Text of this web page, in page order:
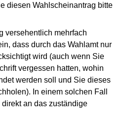
diesen Wahlscheinantrag bitte
versehentlich mehrfach
dass durch das Wahlamt nur
wird (auch wenn Sie
vergessen hatten, wohin
werden soll und Sie dieses
In einem solchen Fall
an das zuständige